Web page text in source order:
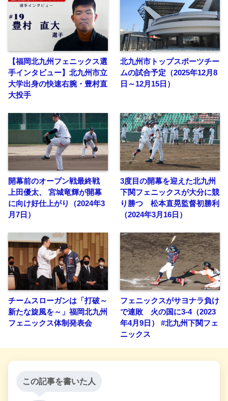
【福岡北九州フェニックス選
手インタビュー】北九州市立
大学出身の快速右腕・豊村直
大投手
北九州市トップスポーツチー
ムの試合予定（2025年12月8
日～12月15日）
開幕前のオープン戦最終戦
上田優太、 宮城竜輝が開幕
に向け好仕上がり（2024年3
月7日）
3度目の開幕を迎えた北九州
下関フェニックスが大分に競
り勝つ 松本直晃監督初勝利
（2024年3月16日）
チームスローガンは「打破～
新たな旋風を～」福岡北九州
フェニックス体制発表会
フェニックスがサヨナラ負け
で連敗 火の国に3-4（2023
年4月9日） #北九州下関フェ
ニックス
この記事を書いた人